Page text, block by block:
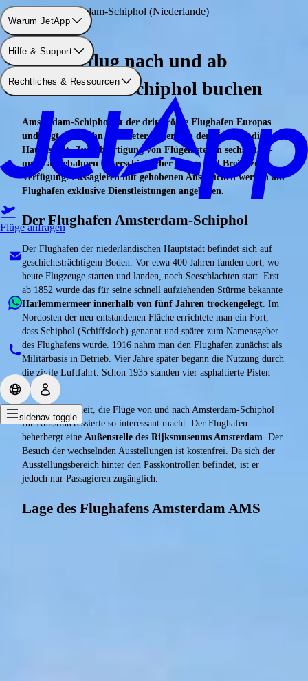
Warum JetApp
Hilfe & Support
Rechtliches & Ressourcen
Flüge anfragen
sidenav toggle
Flughafen: Amsterdam-Schiphol (Niederlande)
Charterflug nach und ab
Amsterdam-Schiphol buchen
Amsterdam-Schiphol ist der drittgrößte Flughafen Europas
und liegt etwa zehn Kilometer außerhalb der niederländischen
Hauptstadt. Zur Abfertigung von Flügen stehen sechs Start-
und Landebahnen unterschiedlicher Länge und Breite zur
Verfügung. Passagieren mit gehobenen Ansprüchen werden am
Flughafen exklusive Dienstleistungen angeboten.
Der Flughafen Amsterdam-Schiphol
Der Flughafen der niederländischen Hauptstadt befindet sich auf
geschichtsträchtigem Boden. Vor etwa 400 Jahren fanden dort, wo
heute Flugzeuge starten und landen, noch Seeschlachten statt. Erst
ab 1852 wurde das für seine schnell aufziehenden Stürme bekannte
Harlemmermeer innerhalb von fünf Jahren trockengelegt. Im
Nordosten der neu entstandenen Fläche errichtete man ein Fort,
dass Schiphol (Schiffsloch) genannt und später zum Namensgeber
des Flughafens wurde. 1916 nahm man den Flughafen zunächst als
Militärbasis in Betrieb. Vier Jahre später begann die Nutzung durch
die zivile Luftfahrt. Schon 1935 standen vier asphaltierte Pisten
bereit.
Eine Besonderheit, die Flüge von und nach Amsterdam-Schiphol
für Kunstinteressierte so interessant macht: Der Flughafen
beherbergt eine Außenstelle des Rijksmuseums Amsterdam. Der
Besuch der wechselnden Ausstellungen ist kostenfrei. Da sich der
Ausstellungsbereich hinter den Passkontrollen befindet, ist er
jedoch nur Passagieren zugänglich.
Lage des Flughafens Amsterdam AMS